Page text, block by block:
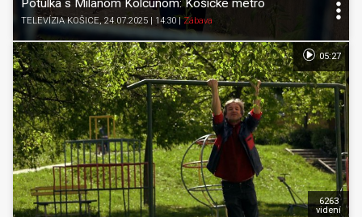
TELEVÍZIA KOŠICE , 24.07.2025 | 14:30 |Zábava
6263
videní
05:27